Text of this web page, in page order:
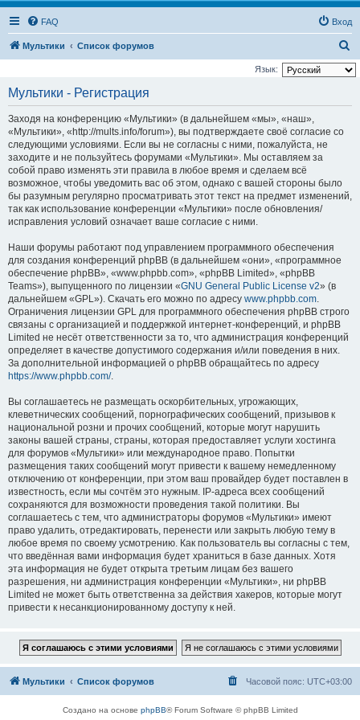
FAQ Вход
Мультики Список форумов
о
Язык:
Мультики - Регистрация
Заходя на конференцию «Мультики» (в дальнейшем «мы», «наш»,
«Мультики», «http://mults.info/forum»), вы подтверждаете своё согласие со
следующими условиями. Если вы не согласны с ними, пожалуйста, не
заходите и не пользуйтесь форумами «Мультики». Мы оставляем за
собой право изменять эти правила в любое время и сделаем всё
возможное, чтобы уведомить вас об этом, однако с вашей стороны было
бы разумным регулярно просматривать этот текст на предмет изменений,
так как использование конференции «Мультики» после обновления/
исправления условий означает ваше согласие с ними.
Наши форумы работают под управлением программного обеспечения
для создания конференций phpBB (в дальнейшем «они», «программное
обеспечение phpBB», «www.phpbb.com», «phpBB Limited», «phpBB
Teams»), выпущенного по лицензии «GNU General Public License v2» (в
дальнейшем «GPL»). Скачать его можно по адресу www.phpbb.com.
Ограничения лицензии GPL для программного обеспечения phpBB строго
связаны с организацией и поддержкой интернет-конференций, и phpBB
Limited не несёт ответственности за то, что администрация конференций
определяет в качестве допустимого содержания и/или поведения в них.
За дополнительной информацией о phpBB обращайтесь по адресу
https://www.phpbb.com/.
Вы соглашаетесь не размещать оскорбительных, угрожающих,
клеветнических сообщений, порнографических сообщений, призывов к
национальной розни и прочих сообщений, которые могут нарушить
законы вашей страны, страны, которая предоставляет услуги хостинга
для форумов «Мультики» или международное право. Попытки
размещения таких сообщений могут привести к вашему немедленному
отключению от конференции, при этом ваш провайдер будет поставлен в
известность, если мы сочтём это нужным. IP-адреса всех сообщений
сохраняются для возможности проведения такой политики. Вы
соглашаетесь с тем, что администраторы форумов «Мультики» имеют
право удалить, отредактировать, перенести или закрыть любую тему в
любое время по своему усмотрению. Как пользователь вы согласны с тем,
что введённая вами информация будет храниться в базе данных. Хотя
эта информация не будет открыта третьим лицам без вашего
разрешения, ни администрация конференции «Мультики», ни phpBB
Limited не может быть ответственна за действия хакеров, которые могут
привести к несанкционированному доступу к ней.
Мультики Список форумов Часовой пояс: UTC+03:00
Создано на основе phpBB® Forum Software © phpBB Limited